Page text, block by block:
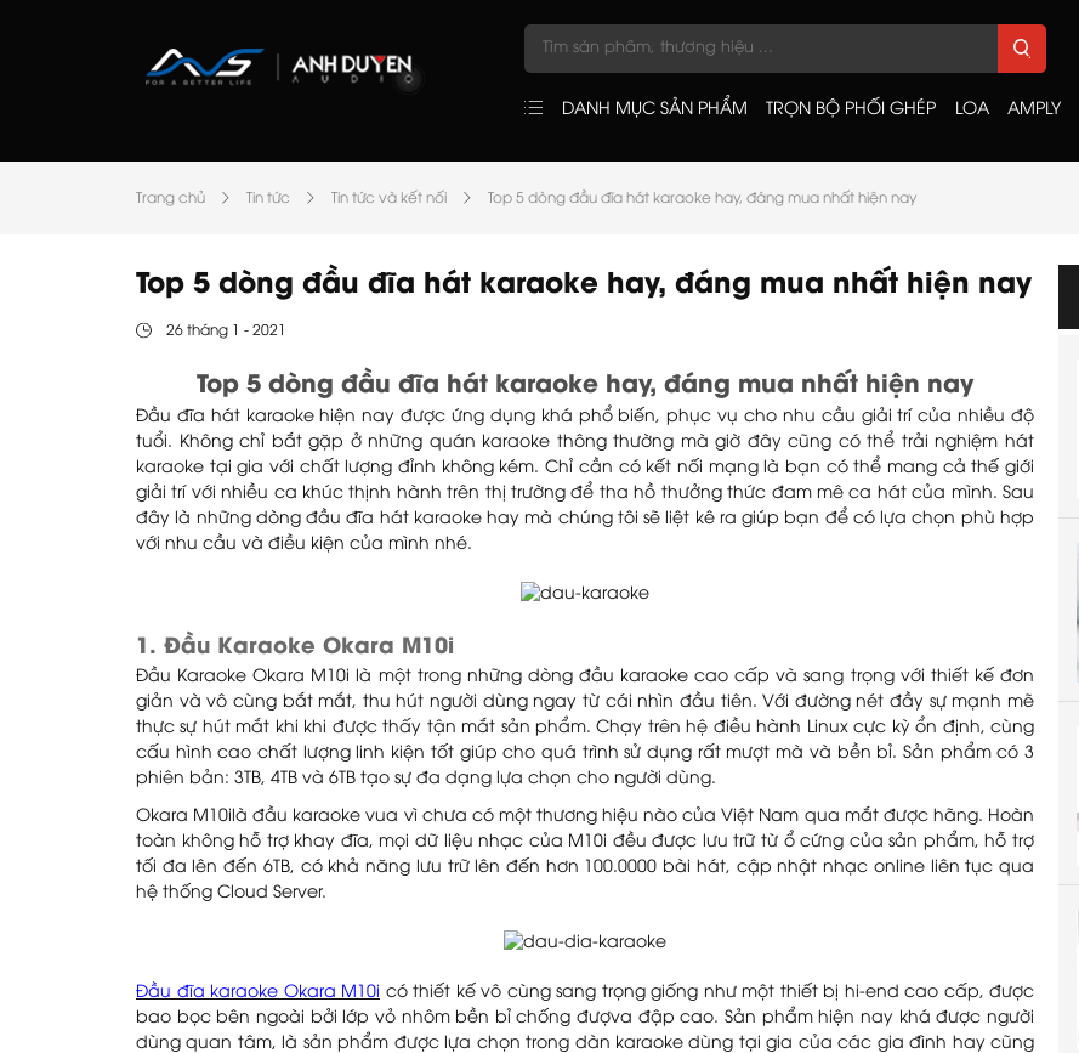
DANH MỤC SẢN PHẨM TRỌN BỘ PHỐI GHÉP LOA AMPLY
Trang chủ Tin tức Tin tức và kết nối Top 5 dòng đầu đĩa hát karaoke hay, đáng mua nhất hiện nay
Top 5 dòng đầu đĩa hát karaoke hay, đáng mua nhất hiện nay
26 tháng 1 - 2021
Top 5 dòng đầu đĩa hát karaoke hay, đáng mua nhất hiện nay
Đầu đĩa hát karaoke hiện nay được ứng dụng khá phổ biến, phục vụ cho nhu cầu giải trí của nhiều độ
tuổi. Không chỉ bắt gặp ở những quán karaoke thông thường mà giờ đây cũng có thể trải nghiệm hát
karaoke tại gia với chất lượng đỉnh không kém. Chỉ cần có kết nối mạng là bạn có thể mang cả thế giới
giải trí với nhiều ca khúc thịnh hành trên thị trường để tha hồ thưởng thức đam mê ca hát của mình. Sau
đây là những dòng đầu đĩa hát karaoke hay mà chúng tôi sẽ liệt kê ra giúp bạn để có lựa chọn phù hợp
với nhu cầu và điều kiện của mình nhé.
1. Đầu Karaoke Okara M10i
Đầu Karaoke Okara M10i là một trong những dòng đầu karaoke cao cấp và sang trọng với thiết kế đơn
giản và vô cùng bắt mắt, thu hút người dùng ngay từ cái nhìn đầu tiên. Với đường nét đầy sự mạnh mẽ
thực sự hút mắt khi khi được thấy tận mắt sản phẩm. Chạy trên hệ điều hành Linux cực kỳ ổn định, cùng
cấu hình cao chất lượng linh kiện tốt giúp cho quá trình sử dụng rất mượt mà và bền bỉ. Sản phẩm có 3
phiên bản: 3TB, 4TB và 6TB tạo sự đa dạng lựa chọn cho người dùng.
Okara M10ilà đầu karaoke vua vì chưa có một thương hiệu nào của Việt Nam qua mắt được hãng. Hoàn
toàn không hỗ trợ khay đĩa, mọi dữ liệu nhạc của M10i đều được lưu trữ từ ổ cứng của sản phẩm, hỗ trợ
tối đa lên đến 6TB, có khả năng lưu trữ lên đến hơn 100.0000 bài hát, cập nhật nhạc online liên tục qua
hệ thống Cloud Server.
Đầu đĩa karaoke Okara M10i có thiết kế vô cùng sang trọng giống như một thiết bị hi-end cao cấp, được
bao bọc bên ngoài bởi lớp vỏ nhôm bền bỉ chống đượva đập cao. Sản phẩm hiện nay khá được người
dùng quan tâm, là sản phẩm được lựa chọn trong dàn karaoke dùng tại gia của các gia đình hay cũng